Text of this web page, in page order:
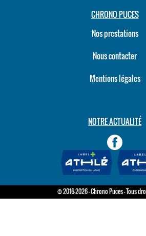
CHRONO PUCES
Nos prestations
Nous contacter
Mentions légales
NOTRE ACTUALITÉ
© 2016-2026 - Chrono Puces - Tous